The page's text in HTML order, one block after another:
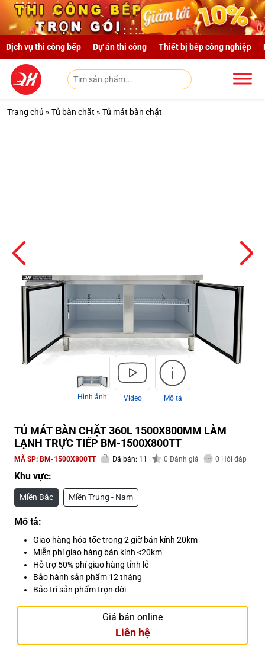
Skip to main content
Dịch vụ thi công bếp Dự án thi công Thiết bị bếp công nghiệp
Trang chủ » Tủ bàn chặt » Tủ mát bàn chặt
Hình ảnh Video Mô tả
TỦ MÁT BÀN CHẶT 360L 1500X800MM LÀM
LẠNH TRỰC TIẾP BM-1500X800TT
MÃ SP: BM-1500X800TT Đã bán: 11 0 Đánh giá 0 Hỏi đáp
Khu vực:
Miền Bắc Miền Trung - Nam
Mô tả:
Giao hàng hỏa tốc trong 2 giờ bán kính 20km
Miễn phí giao hàng bán kính <20km
Hỗ trợ 50% phí giao hàng tỉnh lẻ
Bảo hành sản phẩm 12 tháng
Bảo trì sản phẩm trọn đời
Giá bán online
Liên hệ